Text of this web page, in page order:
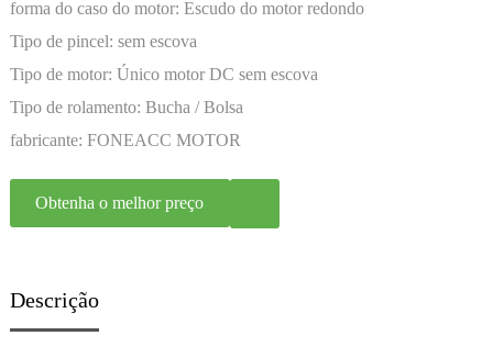
forma do caso do motor: Escudo do motor redondo
Tipo de pincel: sem escova
Tipo de motor: Único motor DC sem escova
Tipo de rolamento: Bucha / Bolsa
fabricante: FONEACC MOTOR
Obtenha o melhor preço
Descrição